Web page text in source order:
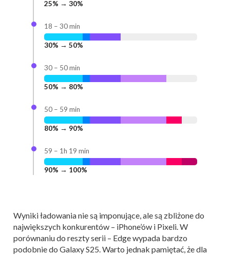
25% → 30%
18 – 30 min
30% → 50%
30 – 50 min
50% → 80%
50 – 59 min
80% → 90%
59 – 1h 19 min
90% → 100%
Wyniki ładowania nie są imponujące, ale są zbliżone do
największych konkurentów – iPhone’ów i Pixeli. W
porównaniu do reszty serii – Edge wypada bardzo
podobnie do Galaxy S25. Warto jednak pamiętać, że dla